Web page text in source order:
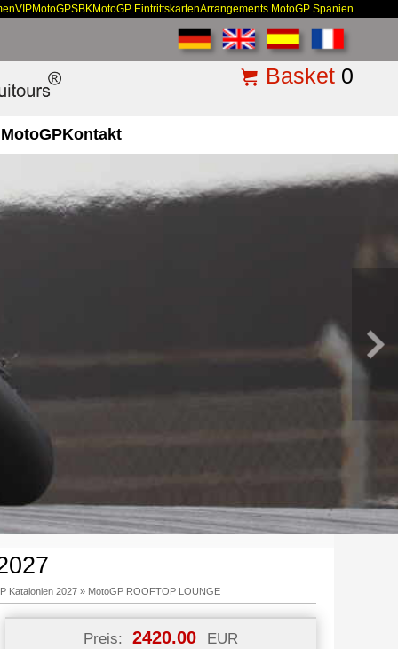
VIPMotoGPSBKMotoGP EintrittskartenArrangements MotoGP Spanien
Basket 0
Kontakt
Katalonien 2027 » MotoGP ROOFTOP LOUNGE
Preis: 2420.00 EUR